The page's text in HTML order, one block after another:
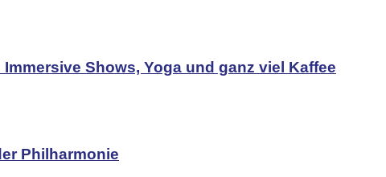
Shows, Yoga und ganz viel Kaffee
Philharmonie